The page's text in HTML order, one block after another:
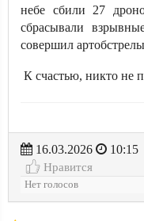
небе сбили 27
сбрасывали
совершил
К счастью, никто не
16.03.2026
10:15
Нравится
Нет голосов